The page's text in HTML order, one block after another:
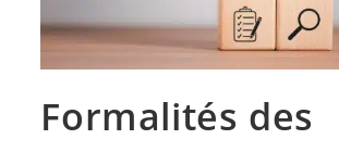
Formalités des